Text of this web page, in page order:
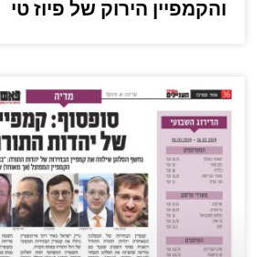
והקמפיין הירוק של פיוז טי